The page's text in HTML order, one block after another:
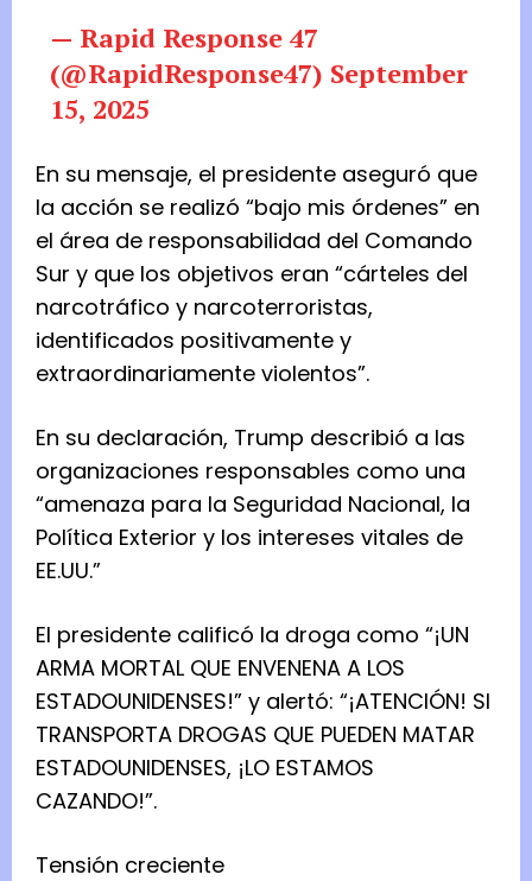
— Rapid Response 47
(@RapidResponse47) September
15, 2025
En su mensaje, el presidente aseguró que
la acción se realizó “bajo mis órdenes” en
el área de responsabilidad del Comando
Sur y que los objetivos eran “cárteles del
narcotráfico y narcoterroristas,
identificados positivamente y
extraordinariamente violentos”.
En su declaración, Trump describió a las
organizaciones responsables como una
“amenaza para la Seguridad Nacional, la
Política Exterior y los intereses vitales de
EE.UU.”
El presidente calificó la droga como “¡UN
ARMA MORTAL QUE ENVENENA A LOS
ESTADOUNIDENSES!” y alertó: “¡ATENCIÓN! SI
TRANSPORTA DROGAS QUE PUEDEN MATAR
ESTADOUNIDENSES, ¡LO ESTAMOS
CAZANDO!”.
Tensión creciente